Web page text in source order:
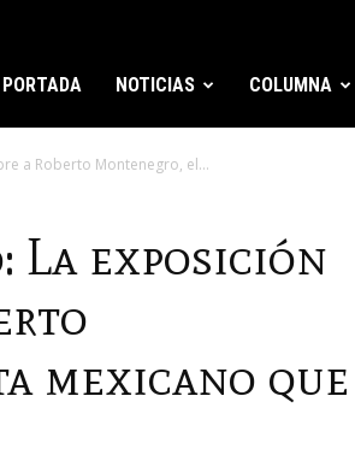
PORTADA NOTICIAS COLUMNA
a Roberto Montenegro, el...
exposición
mexicano que